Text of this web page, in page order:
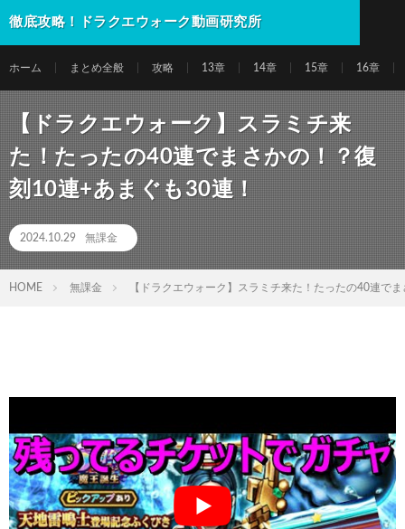
徹底攻略！ドラクエウォーク動画研究所
ホーム まとめ全般 攻略 13章 14章 15章 16章
【ドラクエウォーク】スラミチ来
た！たったの40連でまさかの！？復
刻10連+あまぐも30連！
2024.10.29 無課金
HOME 無課金 【ドラクエウォーク】スラミチ来た！たったの40連で